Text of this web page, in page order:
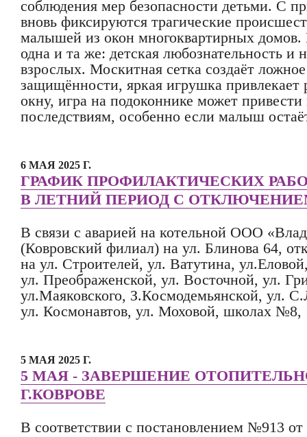
соблюдения мер безопасности детьми. С
вновь фиксируются трагические
малышей из окон многоквартирных домов.
одна и та же: детская любознательность и
взрослых. Москитная сетка создаёт
защищённости, яркая игрушка привлекает
окну, игра на подоконнике может
последствиям, особенно если малыш
6 МАЯ 2025 Г.
ГРАФИК ПРОФИЛАКТИЧЕСКИХ
В ЛЕТНИЙ ПЕРИОД С
В связи с аварией на котельной ООО
(Ковровский филиал) на ул. Блинова 64,
на ул. Строителей, ул. Ватутина,
ул. Преображенской, ул. Восточной, ул.
ул.Маяковского, З.Космодемьянской, ул.
ул. Космонавтов, ул. Моховой, школах №8,
5 МАЯ 2025 Г.
5 МАЯ - ЗАВЕРШЕНИЕ
Г.КОВРОВЕ
В соответствии с постановлением №913 от